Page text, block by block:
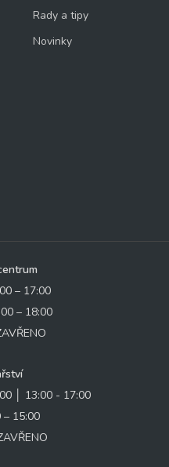
Rady a tipy
Novinky
– 17:00
– 18:00
│ 13:00 - 17:00
– 15:00